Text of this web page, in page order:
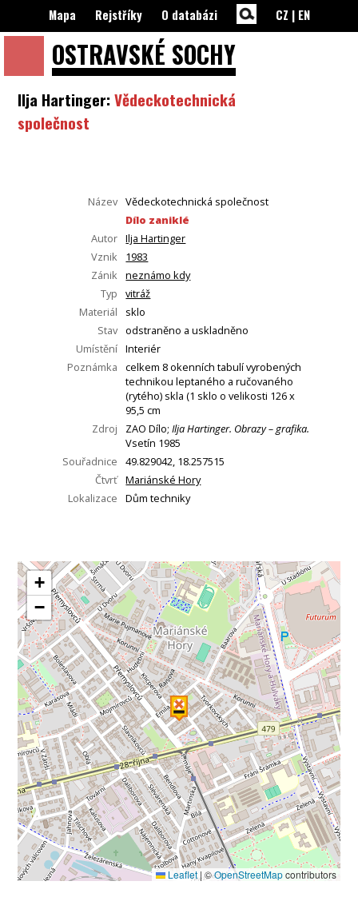
OSTRAVSKÉ SOCHY
Mapa Rejstříky O databázi CZ | EN
Ilja Hartinger:Vědeckotechnická
společnost
Název Vědeckotechnická společnost
Dílo zaniklé
Autor Ilja Hartinger
Vznik
1983
Zánik neznámo kdy
Typ
vitráž
Materiál
sklo
Stav odstraněno a uskladněno
Umístění Interiér
Poznámka
celkem 8 okenních tabulí vyrobených
technikou leptaného a ručovaného
(rytého) skla (1 sklo o velikosti 126 x
95,5 cm
Zdroj
ZAO Dílo;Ilja Hartinger. Obrazy – grafika.
Vsetín 1985
Souřadnice
49.829042, 18.257515
Čtvrť Mariánské Hory
Lokalizace
Dům techniky
+
−
Leaflet |©OpenStreetMapcontributors